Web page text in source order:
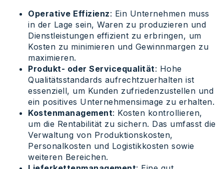
Operative Effizienz: Ein Unternehmen muss
in der Lage sein, Waren zu produzieren und
Dienstleistungen effizient zu erbringen, um
Kosten zu minimieren und Gewinnmargen zu
maximieren.
Produkt- oder Servicequalität: Hohe
Qualitätsstandards aufrechtzuerhalten ist
essenziell, um Kunden zufriedenzustellen und
ein positives Unternehmensimage zu erhalten.
Kostenmanagement: Kosten kontrollieren,
um die Rentabilität zu sichern. Das umfasst die
Verwaltung von Produktionskosten,
Personalkosten und Logistikkosten sowie
weiteren Bereichen.